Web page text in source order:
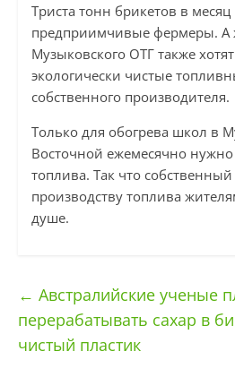
Триста тонн брикетов в
предприимчивые фермеры. А
Музыковского ОТГ также
экологически чистые
собственного производителя.
Только для обогрева школ в
Восточной ежемесячно
топлива. Так что
производству топлива
душе.
← Австралийские ученые
перерабатывать сахар в
чистый пластик